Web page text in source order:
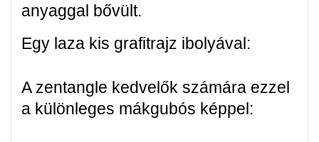
anyaggal bővült.
Egy laza kis grafitrajz ibolyával:
A zentangle kedvelők számára ezzel
a különleges mákgubós képpel: